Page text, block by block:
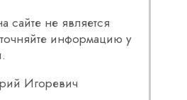
не является
информацию у
Игоревич